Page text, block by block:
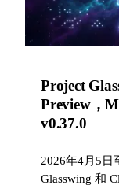
Project
Preview，
v0.37.0
2026年4月5日
Glasswing 和